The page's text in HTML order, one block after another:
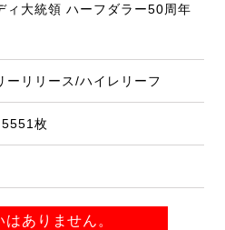
ィ大統領 ハーフダラー50周年
ーリリース/ハイレリーフ
枚
ありません。